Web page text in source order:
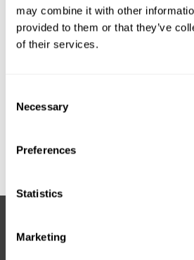
may combine it with other
provided to them or that they’ve
of their services.
Selection
Necessary
Preferences
Statistics
Marketing
MS100066D, 0422000552,
0422000571, 0422000572,
0422000871, 0424000622,
DG9H19D623, DG9H19D623AD,
EVAC0083R, EVAC0084R,
LX6A19D623AC, ML3T19D623AC,